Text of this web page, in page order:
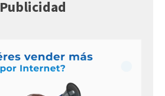
Publicidad